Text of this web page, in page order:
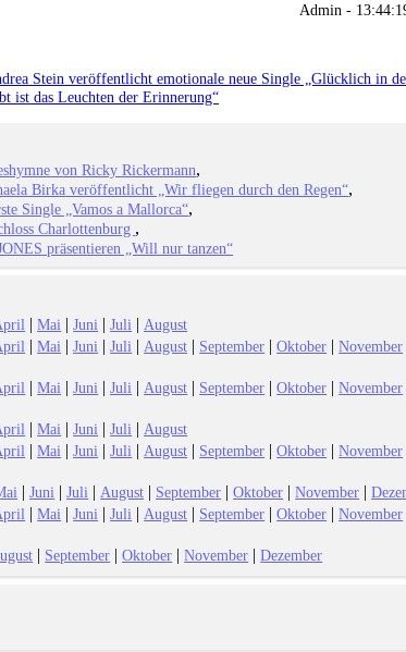
Admin -
Stein veröffentlicht emotionale neue Single „Glücklich in
ist das Leuchten der Erinnerung“
von Ricky Rickermann
Birka veröffentlicht „Wir fliegen durch den Regen“
Single „Vamos a Mallorca“
Charlottenburg
präsentieren „Will nur tanzen“
|Mai |Juni |Juli | August
|Mai |Juni |Juli | August | September |Oktober |November
|Mai |Juni |Juli | August | September |Oktober |November
|Mai |Juni |Juli | August
|Mai |Juni |Juli | August | September |Oktober |November
|Juni |Juli | August | September |Oktober |November |
|Mai |Juni |Juli | August | September |Oktober |November
| September |Oktober |November |Dezember